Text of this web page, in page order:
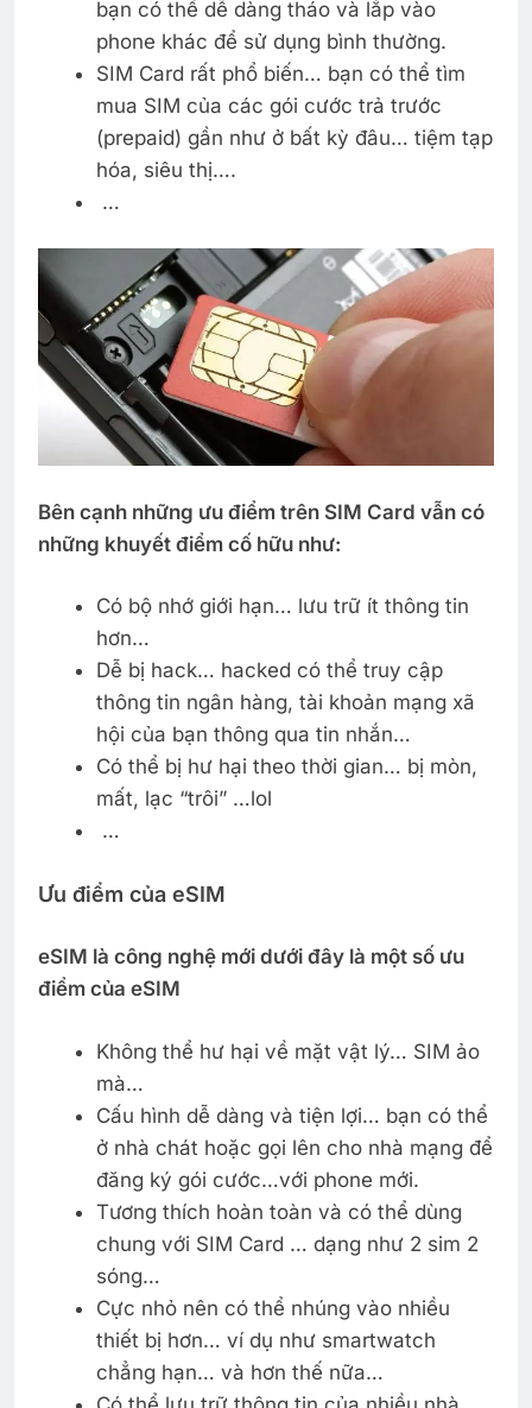
bạn có thể dễ dàng tháo và lắp vào
phone khác để sử dụng bình thường.
SIM Card rất phổ biến… bạn có thể tìm
mua SIM của các gói cước trả trước
(prepaid) gần như ở bất kỳ đâu… tiệm tạp
hóa, siêu thị….
…
Bên cạnh những ưu điểm trên SIM Card vẫn có
những khuyết điểm cố hữu như:
Có bộ nhớ giới hạn… lưu trữ ít thông tin
hơn…
Dễ bị hack… hacked có thể truy cập
thông tin ngân hàng, tài khoản mạng xã
hội của bạn thông qua tin nhắn…
Có thể bị hư hại theo thời gian… bị mòn,
mất, lạc “trôi” …lol
…
Ưu điểm của eSIM
eSIM là công nghệ mới dưới đây là một số ưu
điểm của eSIM
Không thể hư hại về mặt vật lý… SIM ảo
mà…
Cấu hình dễ dàng và tiện lợi… bạn có thể
ở nhà chát hoặc gọi lên cho nhà mạng để
đăng ký gói cước…với phone mới.
Tương thích hoàn toàn và có thể dùng
chung với SIM Card … dạng như 2 sim 2
sóng…
Cực nhỏ nên có thể nhúng vào nhiều
thiết bị hơn… ví dụ như smartwatch
chẳng hạn… và hơn thế nữa…